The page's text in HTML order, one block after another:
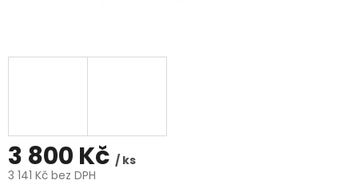
3 800 Kč / ks
3 141 Kč bez DPH